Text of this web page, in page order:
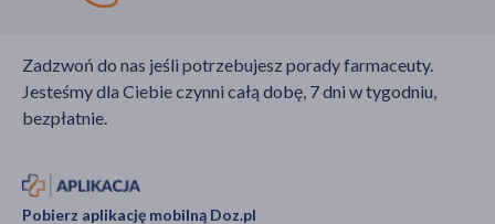
Zadzwoń do nas jeśli potrzebujesz porady farmaceuty.
Jesteśmy dla Ciebie czynni całą dobę, 7 dni w tygodniu,
bezpłatnie.
Pobierz aplikację mobilną Doz.pl